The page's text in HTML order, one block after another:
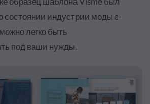
состоянии индустрии моды e-
легко быть
под ваши нужды.